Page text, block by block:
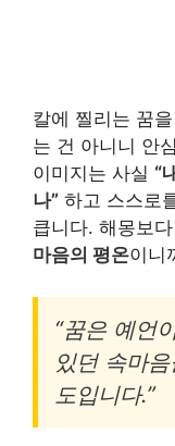
칼에 찔리는 꿈
는 건 아니니 안
이미지는 사실 “
나” 하고 스스로
큽니다. 해몽보
마음의 평온이니
“꿈은 예언
있던 속마
도입니다.”